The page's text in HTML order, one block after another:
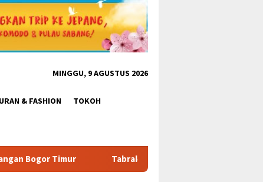
MINGGU, 9 AGUSTUS 2026
& FASHION TOKOH
Aturan & Tantang Satpol PP: Pembangunan Tower PT